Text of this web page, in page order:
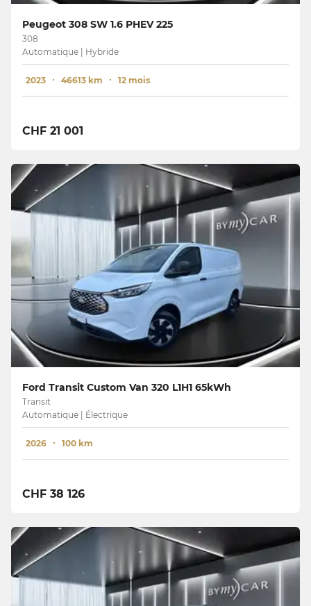
Peugeot 308 SW 1.6 PHEV 225
308
Automatique | Hybride
2023 46613 km 12 mois
CHF 21 001
Ford Transit Custom Van 320 L1H1 65kWh
Transit
Automatique | Électrique
2026 100 km
CHF 38 126